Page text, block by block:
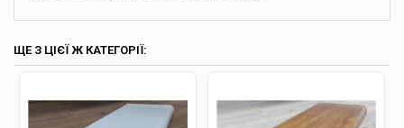
ЩЕ З ЦІЄЇ Ж КАТЕГОРІЇ: